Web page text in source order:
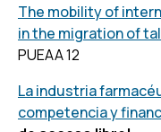
The mobility of
in the migration of
PUEAA 12
La industria
competencia y